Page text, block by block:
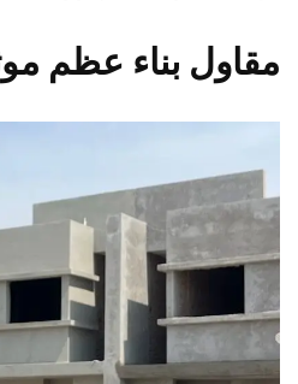
مقاول بناء عظم